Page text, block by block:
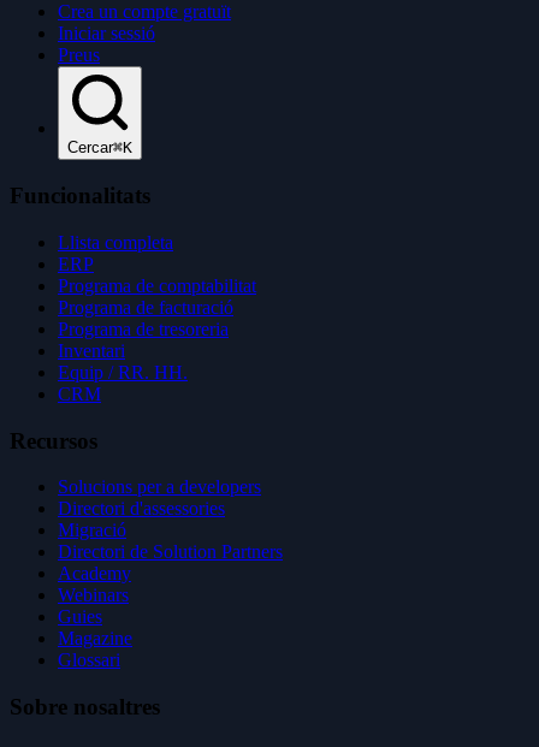
Crea un compte gratuït
Iniciar sessió
Preus
Cercar⌘K
Funcionalitats
Llista completa
ERP
Programa de comptabilitat
Programa de facturació
Programa de tresoreria
Inventari
Equip / RR. HH.
CRM
Recursos
Solucions per a developers
Directori d'assessories
Migració
Directori de Solution Partners
Academy
Webinars
Guies
Magazine
Glossari
Sobre nosaltres